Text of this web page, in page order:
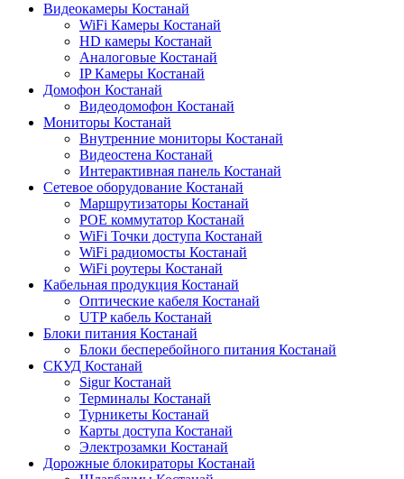
Видеокамеры Костанай
WiFi Камеры Костанай
HD камеры Костанай
Аналоговые Костанай
IP Камеры Костанай
Домофон Костанай
Видеодомофон Костанай
Мониторы Костанай
Внутренние мониторы Костанай
Видеостена Костанай
Интерактивная панель Костанай
Сетевое оборудование Костанай
Маршрутизаторы Костанай
POE коммутатор Костанай
WiFi Точки доступа Костанай
WiFi радиомосты Костанай
WiFi роутеры Костанай
Кабельная продукция Костанай
Оптические кабеля Костанай
UTP кабель Костанай
Блоки питания Костанай
Блоки бесперебойного питания Костанай
СКУД Костанай
Sigur Костанай
Терминалы Костанай
Турникеты Костанай
Карты доступа Костанай
Электрозамки Костанай
Дорожные блокираторы Костанай